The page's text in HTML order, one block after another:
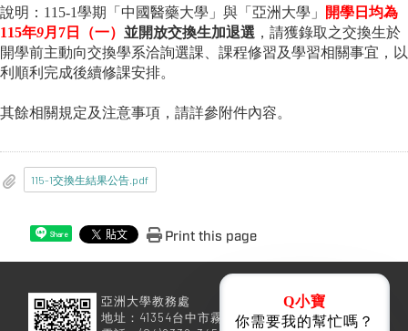
說明：115-1學期「中國醫藥大學」與「亞洲大學」
開學日均為
115年9月7日（一） 並開放交換生加退選 ， 請獲錄取之交換生於
開學前主動向交換學系洽詢選課、課程修習及學習相關事宜，以
利順利完成後續修課安排。
其餘相關規定及注意事項，請詳參附件內容。
115-1交換生結果公告.pdf
Share Print this page
亞洲大學教務處
地址：41354台中市霧峰區柳豐路500號
Q小寶
你需要我的幫忙嗎？